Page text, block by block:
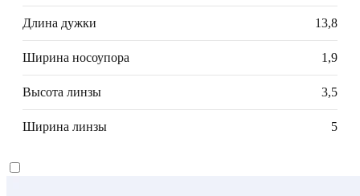
Длина дужки 13,8
Ширина носоупора 1,9
Высота линзы 3,5
Ширина линзы 5